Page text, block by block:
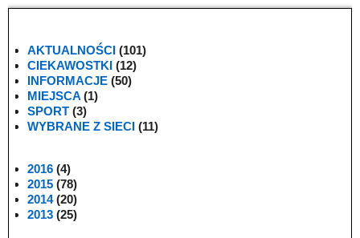
AKTUALNOŚCI (101)
CIEKAWOSTKI (12)
INFORMACJE (50)
MIEJSCA (1)
SPORT (3)
WYBRANE Z SIECI (11)
2016 (4)
2015 (78)
2014(20)
2013 (25)